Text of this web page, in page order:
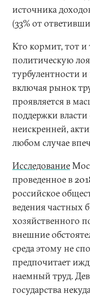
источника
(33% от
Кто кормит, тот и
политическую
турбулентности
включая рынок
проявляется в
поддержки
неискренней,
любом случае
Исследование
проведенное в
российское
ведения частных
хозяйственного
внешние
среда этому не
предпочитает
наемный труд.
государства